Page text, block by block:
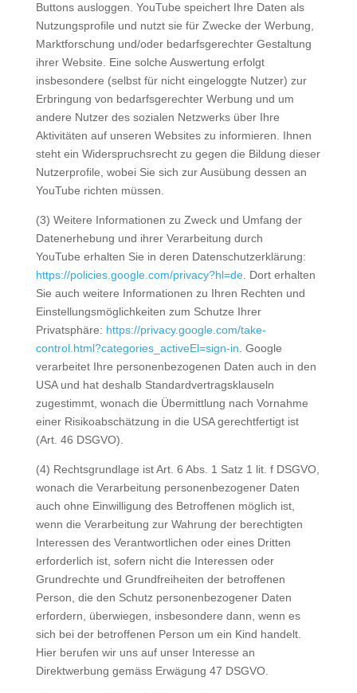
Buttons ausloggen. YouTube speichert Ihre Daten als
Nutzungsprofile und nutzt sie für Zwecke der Werbung,
Marktforschung und/oder bedarfsgerechter Gestaltung
ihrer Website. Eine solche Auswertung erfolgt
insbesondere (selbst für nicht eingeloggte Nutzer) zur
Erbringung von bedarfsgerechter Werbung und um
andere Nutzer des sozialen Netzwerks über Ihre
Aktivitäten auf unseren Websites zu informieren. Ihnen
steht ein Widerspruchsrecht zu gegen die Bildung dieser
Nutzerprofile, wobei Sie sich zur Ausübung dessen an
YouTube richten müssen.
(3) Weitere Informationen zu Zweck und Umfang der
Datenerhebung und ihrer Verarbeitung durch
YouTube erhalten Sie in deren Datenschutzerklärung:
https://policies.google.com/privacy?hl=de. Dort erhalten
Sie auch weitere Informationen zu Ihren Rechten und
Einstellungsmöglichkeiten zum Schutze Ihrer
Privatsphäre: https://privacy.google.com/take-
control.html?categories_activeEl=sign-in . Google
verarbeitet Ihre personenbezogenen Daten auch in den
USA und hat deshalb Standardvertragsklauseln
zugestimmt, wonach die Übermittlung nach Vornahme
einer Risikoabschätzung in die USA gerechtfertigt ist
(Art. 46 DSGVO).
(4) Rechtsgrundlage ist Art. 6 Abs. 1 Satz 1 lit. f DSGVO,
wonach die Verarbeitung personenbezogener Daten
auch ohne Einwilligung des Betroffenen möglich ist,
wenn die Verarbeitung zur Wahrung der berechtigten
Interessen des Verantwortlichen oder eines Dritten
erforderlich ist, sofern nicht die Interessen oder
Grundrechte und Grundfreiheiten der betroffenen
Person, die den Schutz personenbezogener Daten
erfordern, überwiegen, insbesondere dann, wenn es
sich bei der betroffenen Person um ein Kind handelt.
Hier berufen wir uns auf unser Interesse an
Direktwerbung gemäss Erwägung 47 DSGVO.